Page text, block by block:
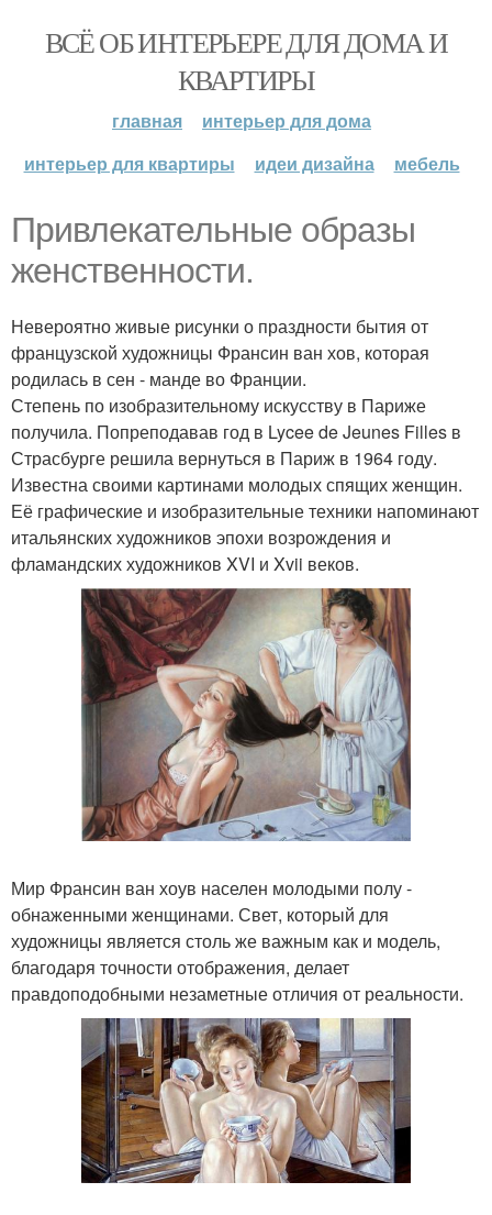
ВСЁ ОБ ИНТЕРЬЕРЕ ДЛЯ ДОМА И
КВАРТИРЫ
главная
интерьер для дома
интерьер для квартиры
идеи дизайна мебель
Привлекательные образы
женственности.
Невероятно живые рисунки о праздности бытия от
французской художницы Франсин ван хов, которая
родилась в сен - манде во Франции.
Степень по изобразительному искусству в Париже
получила. Попреподавав год в Lycee de Jeunes Filles в
Страсбурге решила вернуться в Париж в 1964 году.
Известна своими картинами молодых спящих женщин.
Её графические и изобразительные техники напоминают
итальянских художников эпохи возрождения и
фламандских художников XVI и Xvii веков.
Мир Франсин ван хоув населен молодыми полу -
обнаженными женщинами. Свет, который для
художницы является столь же важным как и модель,
благодаря точности отображения, делает
правдоподобными незаметные отличия от реальности.